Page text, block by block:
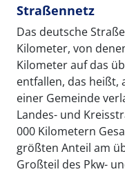
Straßennetz
Das deutsche
Kilometer, von
Kilometer auf das
entfallen, das heißt,
einer Gemeinde
Landes- und
000 Kilometern
größten Anteil am
Großteil des Pkw-